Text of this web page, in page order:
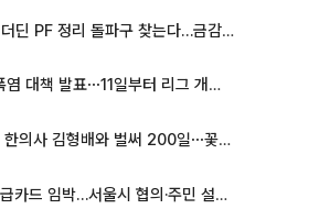
더딘 PF 정리 돌파구 찾는다…금감원, 1년 반 만에 매각설명회 재개
KBO, 폭염 대책 발표⋯11일부터 리그 개시ㆍ경기 오후 7시 시작
아옳이, 한의사 김형배와 벌써 200일⋯꽃다발 들고 "프러포즈 아냐"
정부 공급카드 임박…서울시 협의·주민 설득이 성패 가른다 [부동산 해법 전쟁]